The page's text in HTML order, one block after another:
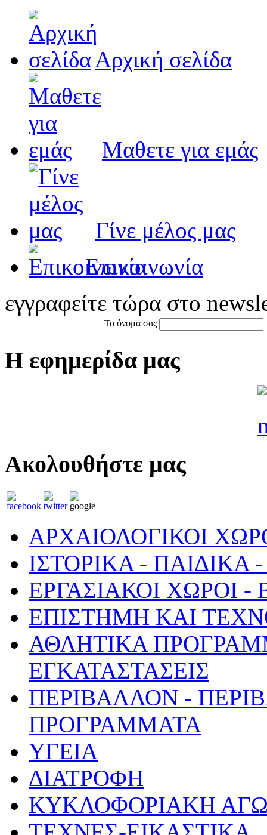
Αρχική σελίδα
Μαθετε για εμάς
Γίνε μέλος μας
Eπικοινωνία
εγγραφείτε τώρα στο
Το όνομα σας
Η εφημερίδα μας
Ακολουθήστε μας
ΑΡΧΑΙΟΛΟΓΙΚΟΙ
ΙΣΤΟΡΙΚΑ -
ΕΡΓΑΣΙΑΚΟΙ ΧΩΡΟΙ
ΕΠΙΣΤΗΜΗ ΚΑΙ
ΑΘΛΗΤΙΚΑ
ΕΓΚΑΤΑΣΤΑΣΕΙΣ
ΠΕΡΙΒΑΛΛΟΝ -
ΠΡΟΓΡΑΜΜΑΤΑ
ΥΓΕΙΑ
ΔΙΑΤΡΟΦΗ
ΚΥΚΛΟΦΟΡΙΑΚΗ